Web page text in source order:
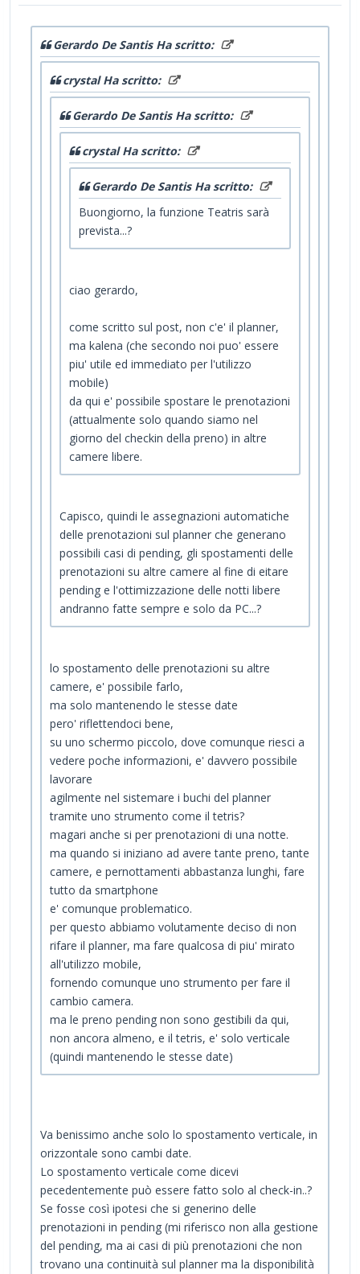
Gerardo De Santis Ha scritto:
crystal Ha scritto:
Gerardo De Santis Ha scritto:
crystal Ha scritto:
Gerardo De Santis Ha scritto:
Buongiorno, la funzione Teatris sarà
prevista...?
ciao gerardo,
come scritto sul post, non c'e' il planner,
ma kalena (che secondo noi puo' essere
piu' utile ed immediato per l'utilizzo
mobile)
da qui e' possibile spostare le prenotazioni
(attualmente solo quando siamo nel
giorno del checkin della preno) in altre
camere libere.
Capisco, quindi le assegnazioni automatiche
delle prenotazioni sul planner che generano
possibili casi di pending, gli spostamenti delle
prenotazioni su altre camere al fine di eitare
pending e l'ottimizzazione delle notti libere
andranno fatte sempre e solo da PC...?
lo spostamento delle prenotazioni su altre
camere, e' possibile farlo,
ma solo mantenendo le stesse date
pero' riflettendoci bene,
su uno schermo piccolo, dove comunque riesci a
vedere poche informazioni, e' davvero possibile
lavorare
agilmente nel sistemare i buchi del planner
tramite uno strumento come il tetris?
magari anche si per prenotazioni di una notte.
ma quando si iniziano ad avere tante preno, tante
camere, e pernottamenti abbastanza lunghi, fare
tutto da smartphone
e' comunque problematico.
per questo abbiamo volutamente deciso di non
rifare il planner, ma fare qualcosa di piu' mirato
all'utilizzo mobile,
fornendo comunque uno strumento per fare il
cambio camera.
ma le preno pending non sono gestibili da qui,
non ancora almeno, e il tetris, e' solo verticale
(quindi mantenendo le stesse date)
Va benissimo anche solo lo spostamento verticale, in
orizzontale sono cambi date.
Lo spostamento verticale come dicevi
pecedentemente può essere fatto solo al check-in..?
Se fosse così ipotesi che si generino delle
prenotazioni in pending (mi riferisco non alla gestione
del pending, ma ai casi di più prenotazioni che non
trovano una continuità sul planner ma la disponibilità